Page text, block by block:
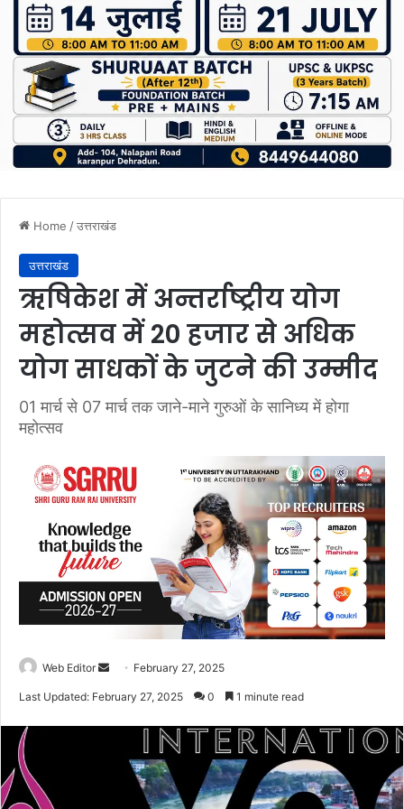
Home /उत्तराखंड
उत्तराखंड
ऋषिकेश में अन्तर्राष्ट्रीय योग
महोत्सव में 20 हजार से अधिक
योग साधकों के जुटने की उम्मीद
01 मार्च से 07 मार्च तक जाने-माने गुरुओं के सानिध्य में होगा
महोत्सव
Web Editor February 27, 2025
Last Updated: February 27, 2025 0 1 minute read